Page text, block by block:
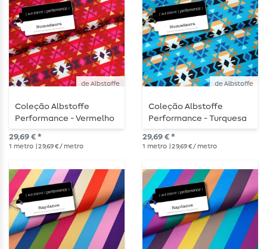
de Albstoffe
Coleção Albstoffe
Performance - Vermelho
29,69 € *
1 metro | 29,69 € / metro
de Albstoffe
Coleção Albstoffe
Performance - Turquesa
29,69 € *
1 metro | 29,69 € / metro